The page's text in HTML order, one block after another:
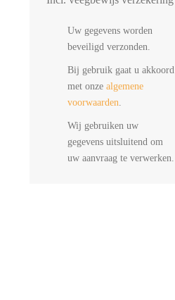
Uw gegevens worden
beveiligd verzonden.
Bij gebruik gaat u akkoord
met onze algemene
voorwaarden.
Wij gebruiken uw
gegevens uitsluitend om
uw aanvraag te verwerken.